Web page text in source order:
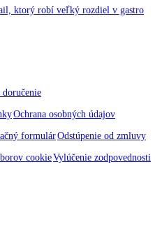
ktorý robí veľký rozdiel v gastro
doručenie
Ochrana osobných údajov
formulárOdstúpenie od zmluvy
cookieVylúčenie zodpovednosti